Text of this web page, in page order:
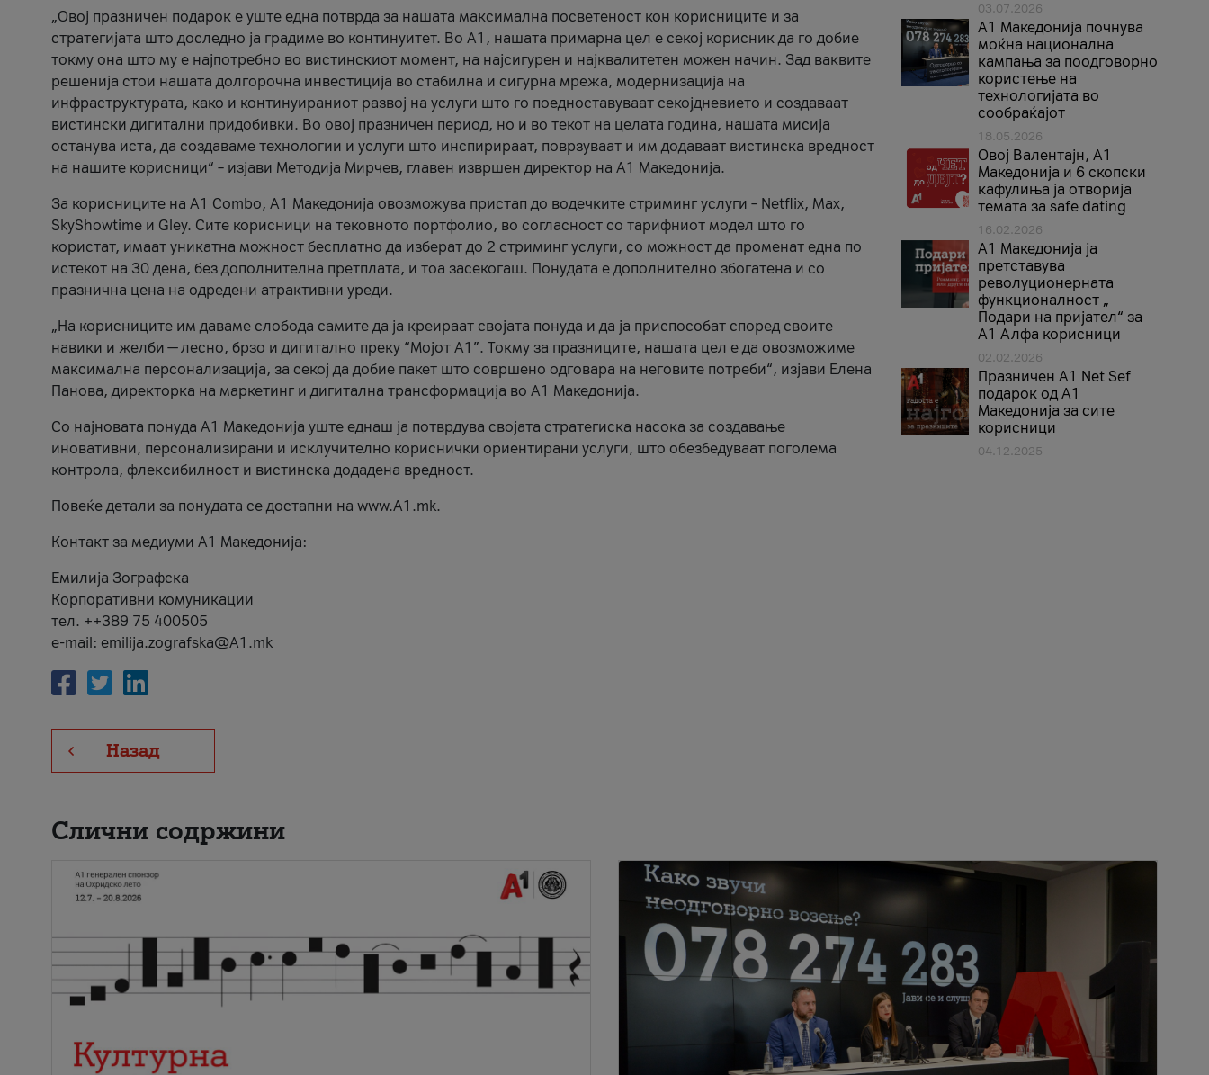
„Овој празничен подарок е уште една потврда за нашата максимална посветеност кон корисниците и за
стратегијата што доследно ја градиме во континуитет. Во А1, нашата примарна цел е секој корисник да го добие
токму она што му е најпотребно во вистинскиот момент, на најсигурен и најквалитетен можен начин. Зад ваквите
решенија стои нашата долгорочна инвестиција во стабилна и сигурна мрежа, модернизација на
инфраструктурата, како и континуираниот развој на услуги што го поедноставуваат секојдневието и создаваат
вистински дигитални придобивки. Во овој празничен период, но и во текот на целата година, нашата мисија
останува иста, да создаваме технологии и услуги што инспирираат, поврзуваат и им додаваат вистинска вредност
на нашите корисници“ – изјави Методија Мирчев, главен извршен директор на А1 Македонија.
За корисниците на A1 Combo, А1 Македонија овозможува пристап до водечките стриминг услуги – Netflix, Max,
SkyShowtime и Gley. Сите корисници на тековното портфолио, во согласност со тарифниот модел што го
користат, имаат уникатна можност бесплатно да изберат до 2 стриминг услуги, со можност да променат една по
истекот на 30 дена, без дополнителна претплата, и тоа засекогаш. Понудата е дополнително збогатена и со
празнична цена на одредени атрактивни уреди.
„На корисниците им даваме слобода самите да ја креираат својата понуда и да ја приспособат според своите
навики и желби — лесно, брзо и дигитално преку “Мојот А1”. Токму за празниците, нашата цел е да овозможиме
максимална персонализација, за секој да добие пакет што совршено одговара на неговите потреби“, изјави Елена
Панова, директорка на маркетинг и дигитална трансформација во А1 Македонија.
Со најновата понуда А1 Македонија уште еднаш ја потврдува својата стратегиска насока за создавање
иновативни, персонализирани и исклучително кориснички ориентирани услуги, што обезбедуваат поголема
контрола, флексибилност и вистинска додадена вредност.
Повеќе детали за понудата се достапни на www.А1.mk.
Контакт за медиуми А1 Македонија:
Емилија Зографска
Корпоративни комуникации
тел. ++389 75 400505
e-mail: emilija.zografska@A1.mk
Назад
03.07.2026
A1 Македонија почнува
моќна национална
кампања за поодговорно
користење на
технологијата во
сообраќајот
18.05.2026
Овој Валентајн, A1
Македонија и 6 скопски
кафулиња ја отворија
темата за safe dating
16.02.2026
А1 Македонија ја
претставува
револуционерната
функционалност „
Подари на пријател“ за
А1 Алфа корисници
02.02.2026
Празничен A1 Net Sеf
подарок од А1
Македонија за сите
корисници
04.12.2025
Слични содржини